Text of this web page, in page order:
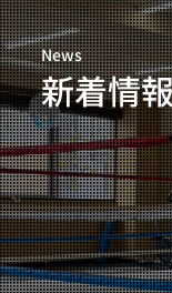
News
新着情